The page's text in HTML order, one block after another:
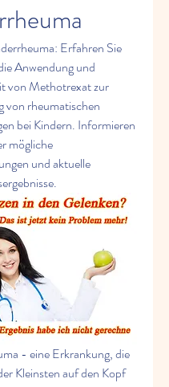
Erfahren Sie
Anwendung und
von Methotrexat zur
von rheumatischen
bei Kindern. Informieren
mögliche
und aktuelle
- eine Erkrankung, die
Kleinsten auf den Kopf